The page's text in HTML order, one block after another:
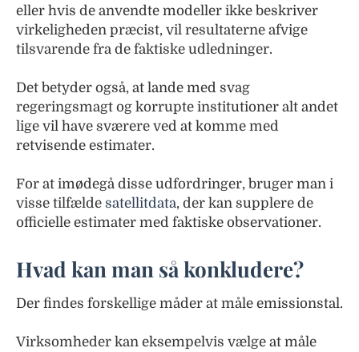
eller hvis de anvendte modeller ikke beskriver
virkeligheden præcist, vil resultaterne afvige
tilsvarende fra de faktiske udledninger.
Det betyder også, at lande med svag
regeringsmagt og korrupte institutioner alt andet
lige vil have sværere ved at komme med
retvisende estimater.
For at imødegå disse udfordringer, bruger man i
visse tilfælde satellitdata, der kan supplere de
officielle estimater med faktiske observationer.
Hvad kan man så konkludere?
Der findes forskellige måder at måle emissionstal.
Virksomheder kan eksempelvis vælge at måle